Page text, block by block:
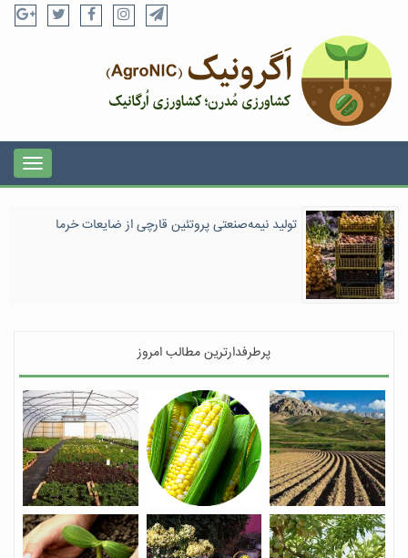
تولید نیمه‌صنعتی پروتئین قارچی از ضایعات خرما
پرطرفدارترین مطالب امروز